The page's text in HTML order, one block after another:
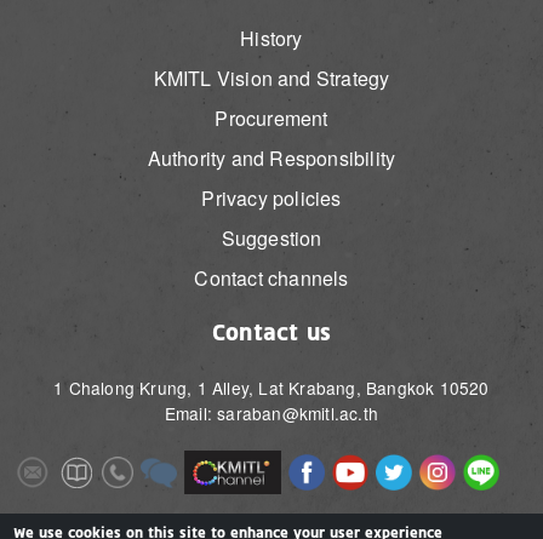
History
KMITL Vision and Strategy
Procurement
Authority and Responsibility
Privacy policies
Suggestion
Contact channels
Contact us
1 Chalong Krung, 1 Alley, Lat Krabang, Bangkok 10520
Email: saraban@kmitl.ac.th
ImageImageImageImage Image ImageImageImageImageImage
Image Image
We use cookies on this site to enhance your user experience